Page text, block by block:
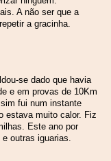
A não ser que a
a gracinha.
se dado que havia
e em provas de 10Km
fui num instante
estava muito calor. Fiz
Este ano por
outras iguarias.